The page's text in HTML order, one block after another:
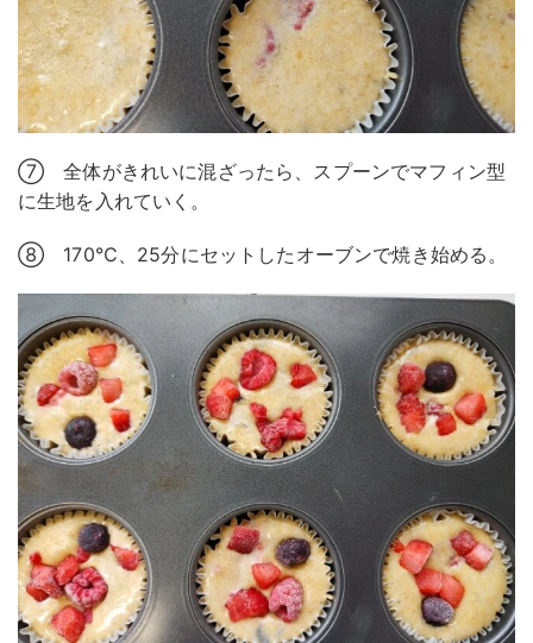
⑦ 全体がきれいに混ざったら、スプーンでマフィン型
に生地を入れていく。
⑧ 170℃、25分にセットしたオーブンで焼き始める。